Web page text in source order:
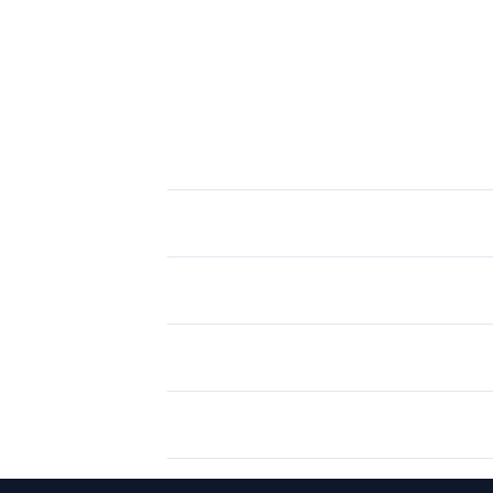
Aquest
la seva acció..
mateix indret
Companys,
Josep
Barcelona,1957